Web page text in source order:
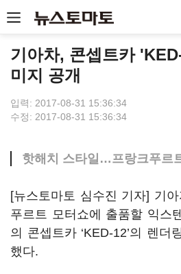
기아차, 콘셉트카
미지 공개
입력: 2017-08-31 15:36:34
수정: 2017-08-31 15:36:34
핫해치 스타일…프랑크푸르
[뉴스토마토 심수진 기자] 기
푸르트 모터쇼에 출품할 익스
의 콘셉트카 ‘KED-12’의 렌더
했다.